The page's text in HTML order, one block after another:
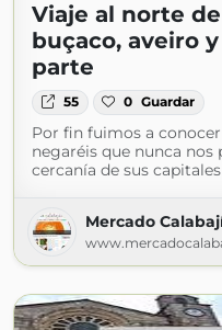
Viaje al norte
buçaco, aveiro
parte
55 0 Guardar
Por fin fuimos a
negaréis que nunca nos
cercanía de sus
Mercado